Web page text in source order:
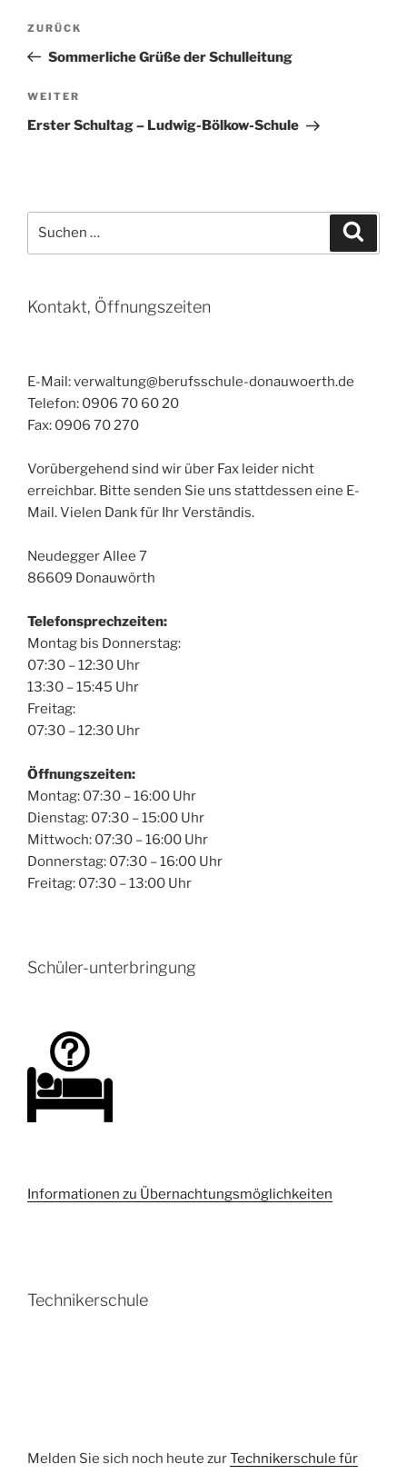
Beitragsnavigation
Vorheriger
Beitrag
ZURÜCK
Sommerliche Grüße der Schulleitung
Nächster
Beitrag
WEITER
Erster Schultag – Ludwig-Bölkow-Schule
nach:
Kontakt, Öffnungszeiten
E-Mail: verwaltung@berufsschule-donauwoerth.de
Telefon: 0906 70 60 20
Fax: 0906 70 270
Vorübergehend sind wir über Fax leider nicht
erreichbar. Bitte senden Sie uns stattdessen eine E-
Mail. Vielen Dank für Ihr Verständis.
Neudegger Allee 7
86609 Donauwörth
Telefonsprechzeiten:
Montag bis Donnerstag:
07:30 – 12:30 Uhr
13:30 – 15:45 Uhr
Freitag:
07:30 – 12:30 Uhr
Öffnungszeiten:
Montag: 07:30 – 16:00 Uhr
Dienstag: 07:30 – 15:00 Uhr
Mittwoch: 07:30 – 16:00 Uhr
Donnerstag: 07:30 – 16:00 Uhr
Freitag: 07:30 – 13:00 Uhr
Schüler-unterbringung
Informationen zu Übernachtungsmöglichkeiten
Technikerschule
Melden Sie sich noch heute zurTechnikerschule für